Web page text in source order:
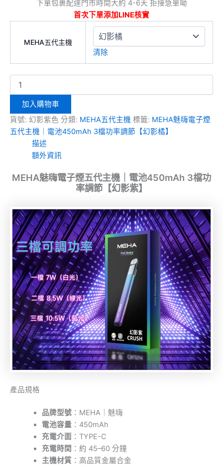
下單包裹配達門市時間大約 4-6天 拒接急單呦
首次下單添加LINE核實
MEHA五代主機
清除
加入購物車
貨號: 幻影紫色 分類: MEHA五代主機 標籤: MEHA魅嗨電子煙
五代主機｜電池450mAh 3檔功率調節【幻影橘】
描述
額外資訊
MEHA魅嗨電子煙五代主機｜電池450mAh 3檔功
率調節【幻影紫】
產品規格
品牌型號：MEHA｜魅嗨
電池容量：450mAh
充電介面：TYPE-C
充電時間 ：約 45–60 分鐘
主機材質：高品質金屬合金